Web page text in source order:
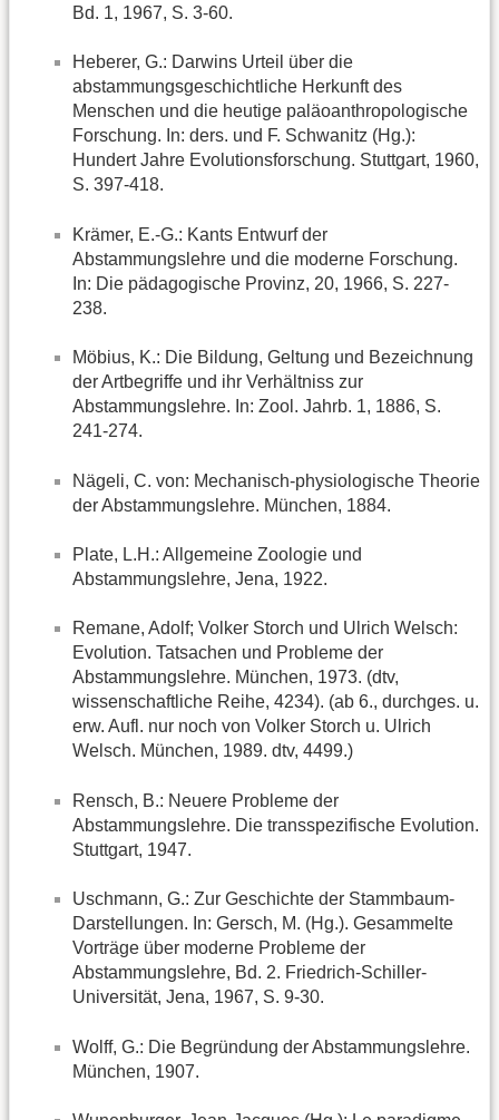
Bd. 1, 1967, S. 3-60.
Heberer, G.: Darwins Urteil über die
abstammungsgeschichtliche Herkunft des
Menschen und die heutige paläoanthropologische
Forschung. In: ders. und F. Schwanitz (Hg.):
Hundert Jahre Evolutionsforschung. Stuttgart, 1960,
S. 397-418.
Krämer, E.-G.: Kants Entwurf der
Abstammungslehre und die moderne Forschung.
In: Die pädagogische Provinz, 20, 1966, S. 227-
238.
Möbius, K.: Die Bildung, Geltung und Bezeichnung
der Artbegriffe und ihr Verhältniss zur
Abstammungslehre. In: Zool. Jahrb. 1, 1886, S.
241-274.
Nägeli, C. von: Mechanisch-physiologische Theorie
der Abstammungslehre. München, 1884.
Plate, L.H.: Allgemeine Zoologie und
Abstammungslehre, Jena, 1922.
Remane, Adolf; Volker Storch und Ulrich Welsch:
Evolution. Tatsachen und Probleme der
Abstammungslehre. München, 1973. (dtv,
wissenschaftliche Reihe, 4234). (ab 6., durchges. u.
erw. Aufl. nur noch von Volker Storch u. Ulrich
Welsch. München, 1989. dtv, 4499.)
Rensch, B.: Neuere Probleme der
Abstammungslehre. Die transspezifische Evolution.
Stuttgart, 1947.
Uschmann, G.: Zur Geschichte der Stammbaum-
Darstellungen. In: Gersch, M. (Hg.). Gesammelte
Vorträge über moderne Probleme der
Abstammungslehre, Bd. 2. Friedrich-Schiller-
Universität, Jena, 1967, S. 9-30.
Wolff, G.: Die Begründung der Abstammungslehre.
München, 1907.